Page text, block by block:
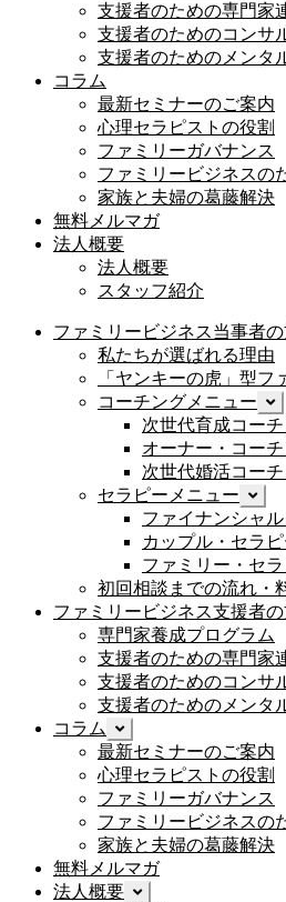
支援者のための専門家
支援者のためのコンサ
支援者のためのメンタ
コラム
最新セミナーのご案内
心理セラピストの役割
ファミリーガバナンス
ファミリービジネスの
家族と夫婦の葛藤解決
無料メルマガ
法人概要
法人概要
スタッフ紹介
ファミリービジネス当事者
私たちが選ばれる理由
「ヤンキーの虎」型フ
コーチングメニュー サ
ブ
メ
ニ
ュ
を
展
開
次世代育成コー
オーナー・コー
次世代婚活コー
セラピーメニュー サ
ブ
メ
ニ
ュ
ー
を
展
開
ファイナンシャ
カップル・セラピ
ファミリー・セラ
初回相談までの流れ・
ファミリービジネス支援者
専門家養成プログラム
支援者のための専門家
支援者のためのコンサ
支援者のためのメンタ
コラム
サ
ブ
メ
ュ
ー
を
展
開
最新セミナーのご案内
心理セラピストの役割
ファミリーガバナンス
ファミリービジネスの
家族と夫婦の葛藤解決
無料メルマガ
法人概要 サ